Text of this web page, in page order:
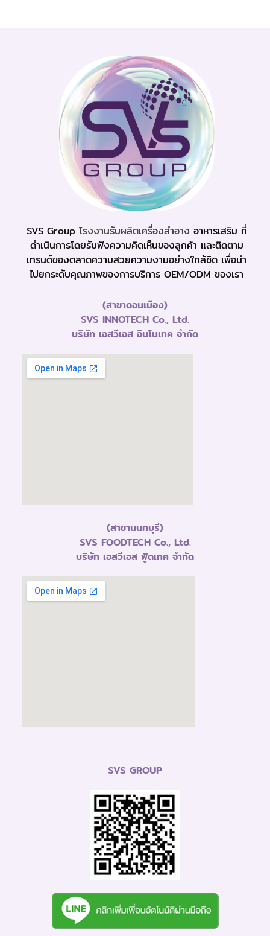
SVS Group โรงงานรับผลิตเครื่องสำอาง อาหารเสริม ที่
ดำเนินการโดยรับฟังความคิดเห็นของลูกค้า และติดตาม
เทรนด์ของตลาดความสวยความงามอย่างใกล้ชิด เพื่อนำ
ไปยกระดับคุณภาพของการบริการ OEM/ODM ของเรา
(สาขาดอนเมือง)
SVS INNOTECH Co., Ltd.
บริษัท เอสวีเอส อินโนเทค จำกัด
(สาขานนทบุรี)
SVS FOODTECH Co., Ltd.
บริษัท เอสวีเอส ฟู้ดเทค จำกัด
SVS GROUP